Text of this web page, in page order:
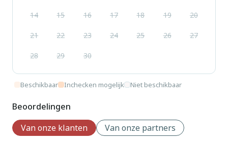
14 15 16 17 18 19 20
21 22 23 24 25 26 27
28 29 30
Beschikbaar Inchecken mogelijk Niet beschikbaar
Beoordelingen
Van onze klanten
Van onze partners